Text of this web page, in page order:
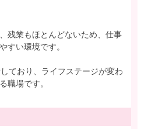
残業もほとんどないため、仕事
すい環境です。
ており、ライフステージが変わ
職場です。